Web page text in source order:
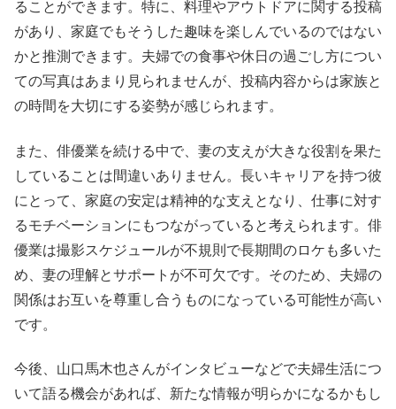
ることができます。特に、料理やアウトドアに関する投稿
があり、家庭でもそうした趣味を楽しんでいるのではない
かと推測できます。夫婦での食事や休日の過ごし方につい
ての写真はあまり見られませんが、投稿内容からは家族と
の時間を大切にする姿勢が感じられます。
また、俳優業を続ける中で、妻の支えが大きな役割を果た
していることは間違いありません。長いキャリアを持つ彼
にとって、家庭の安定は精神的な支えとなり、仕事に対す
るモチベーションにもつながっていると考えられます。俳
優業は撮影スケジュールが不規則で長期間のロケも多いた
め、妻の理解とサポートが不可欠です。そのため、夫婦の
関係はお互いを尊重し合うものになっている可能性が高い
です。
今後、山口馬木也さんがインタビューなどで夫婦生活につ
いて語る機会があれば、新たな情報が明らかになるかもし